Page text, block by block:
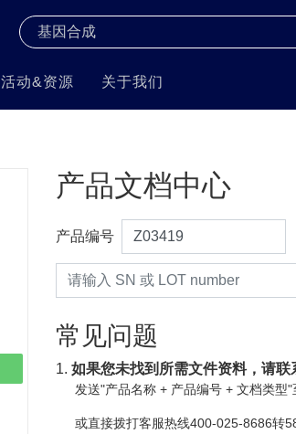
活动&资源 关于我们
产品文档中心
产品编号
常见问题
1. 如果您未找到所需文件资料，请联
发送"产品名称 + 产品编号 + 文档类型"
或直接拨打客服热线400-025-8686转